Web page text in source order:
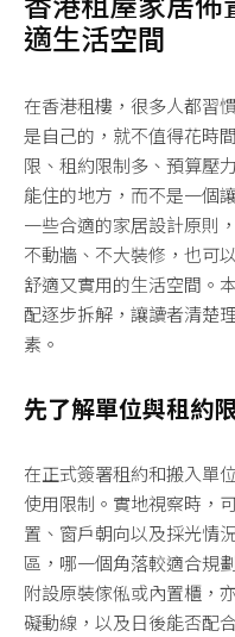
適生活空間
在香港租樓，很多人都習
是自己的，就不值得花時
限、租約限制多、預算壓
能住的地方，而不是一個
一些合適的家居設計原則
不動牆、不大裝修，也可
舒適又實用的生活空間。
配逐步拆解，讓讀者清楚
素。
先了解單位與租約
在正式簽署租約和搬入單
使用限制。實地視察時，
置、窗戶朝向以及採光情
區，哪一個角落較適合規
附設原裝傢俬或內置櫃，
礙動線，以及日後能否配